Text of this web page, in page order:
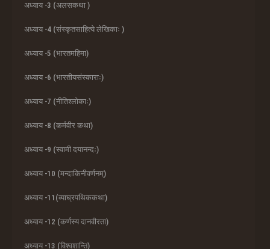
अध्याय -3 (अलसकथा )
अध्याय -4 (संस्कृतसाहित्ये लेखिकाः )
अध्याय -5 (भारतमहिमा)
अध्याय -6 (भारतीयसंस्काराः)
अध्याय -7 (नीतिश्लोकाः)
अध्याय -8 (कर्मवीर कथा)
अध्याय -9 (स्वामी दयानन्दः)
अध्याय -10 (मन्दाकिनीवर्णनम्)
अध्याय -11(व्याघ्रपथिककथा)
अध्याय -12 (कर्णस्य दानवीरता)
अध्याय -13 (विश्वशान्ति)